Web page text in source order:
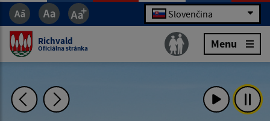
Slovenčina
Richvald
Oficiálna stránka Menu